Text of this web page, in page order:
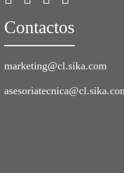
Contactos
marketing@cl.sika.com